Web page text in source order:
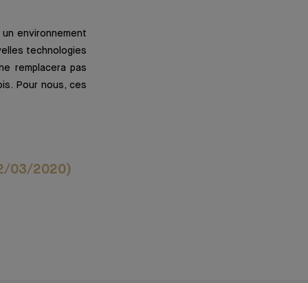
environnement
technologies
remplacera pas
Pour nous, ces
03/2020)